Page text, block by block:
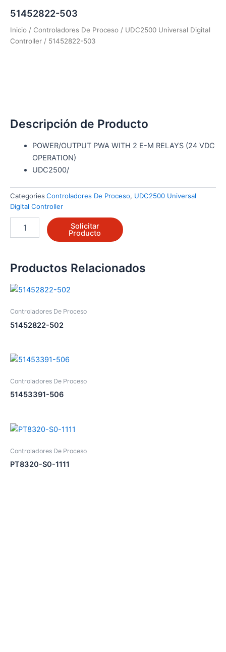
51452822-503
Inicio / Controladores De Proceso / UDC2500 Universal Digital
Controller / 51452822-503
Descripción de Producto
POWER/OUTPUT PWA WITH 2 E-M RELAYS (24 VDC
OPERATION)
UDC2500/
Categories Controladores De Proceso, UDC2500 Universal
Digital Controller
Solicitar
Producto
Productos Relacionados
Controladores De Proceso
51452822-502
Controladores De Proceso
51453391-506
Controladores De Proceso
PT8320-S0-1111